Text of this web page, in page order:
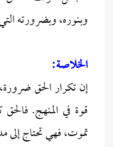
وبنوره، وبضرورته
الخلاصة:
إن تكرار الحق
قوة في المنهج. فالحق
تموت، فهي تحتاج إلى